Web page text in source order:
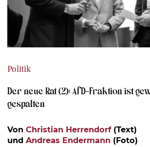
Politik
Der neue Rat (2): AfD-Fraktion ist
gespalten
Von Christian Herrendorf(Text)
und Andreas Endermann (Foto)